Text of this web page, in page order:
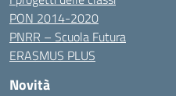
PON 2014-2020
PNRR – Scuola Futura
ERASMUS PLUS
Novità